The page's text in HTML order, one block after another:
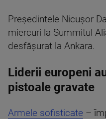
Președintele Nicușor
miercuri la Summitul
desfășurat la Ankara.
Liderii europeni
pistoale gravate
Armele sofisticate –